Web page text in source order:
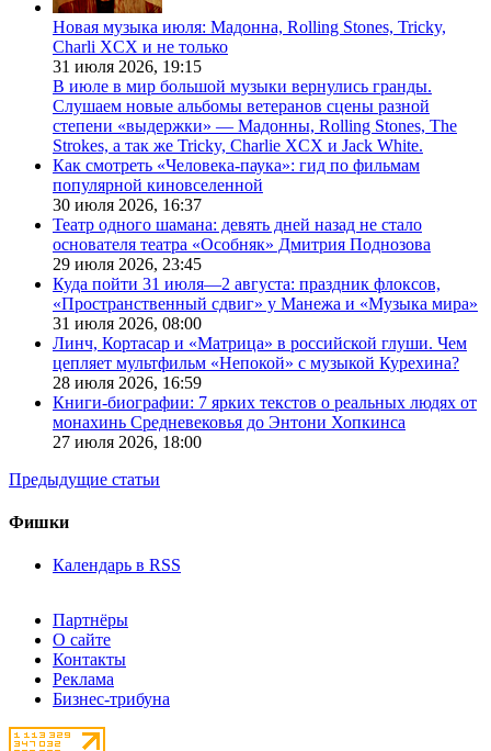
Новая музыка июля: Мадонна, Rolling Stones, Tricky,
Charli XCX и не только
31 июля 2026, 19:15
В июле в мир большой музыки вернулись гранды.
Слушаем новые альбомы ветеранов сцены разной
степени «выдержки» — Мадонны, Rolling Stones, The
Strokes, а так же Tricky, Charlie XCX и Jack White.
Как смотреть «Человека-паука»: гид по фильмам
популярной киновселенной
30 июля 2026, 16:37
Театр одного шамана: девять дней назад не стало
основателя театра «Особняк» Дмитрия Поднозова
29 июля 2026, 23:45
Куда пойти 31 июля—2 августа: праздник флоксов,
«Пространственный сдвиг» у Манежа и «Музыка мира»
31 июля 2026, 08:00
Линч, Кортасар и «Матрица» в российской глуши. Чем
цепляет мультфильм «Непокой» с музыкой Курехина?
28 июля 2026, 16:59
Книги-биографии: 7 ярких текстов о реальных людях от
монахинь Средневековья до Энтони Хопкинса
27 июля 2026, 18:00
Предыдущие статьи
Фишки
Календарь в RSS
Партнёры
О сайте
Контакты
Реклама
Бизнес-трибуна